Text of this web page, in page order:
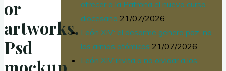
or
artworks.
Psd
ofrecer a la Patrona el nuevo curso
diocesano 21/07/2026
León XIV: el desarme genera paz, no
las armas atómicas 21/07/2026
León XIV invita a no olvidar a los